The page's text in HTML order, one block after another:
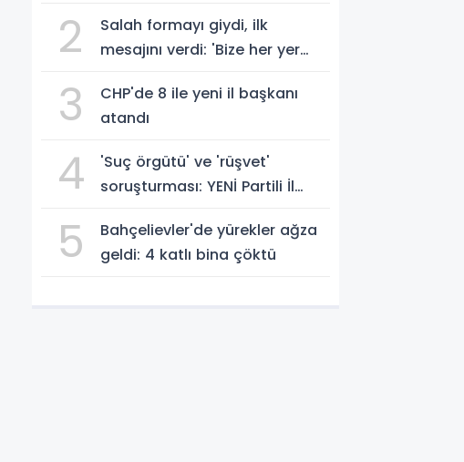
2
Salah formayı giydi, ilk
mesajını verdi: 'Bize her yer
3
CHP'de 8 ile yeni il başkanı
atandı
4
'Suç örgütü' ve 'rüşvet'
soruşturması: YENİ Partili İl
gözaltında
5
Bahçelievler'de yürekler ağza
geldi: 4 katlı bina çöktü